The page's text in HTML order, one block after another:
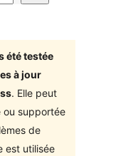
été testée
à jour
. Elle peut
ou supportée
de
est utilisée